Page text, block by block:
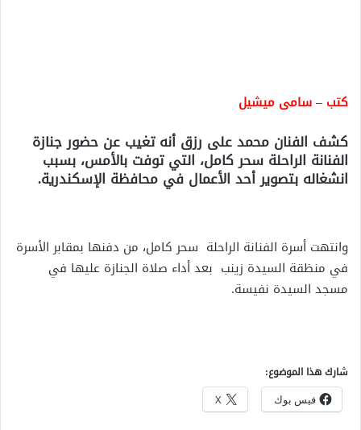
كتب – سامى ميشيل
كشف الفنان محمد على رزق أنه تغيب عن حضور جنازة
الفنانة الراحلة سحر كامل، التي توفت بالأمس، بسبب
انشغاله بتصوير أحد الأعمال في محافظة الإسكندرية.
وانتهت أسرة الفنانة الراحلة سحر كامل، من دفنها بمقابر الأسرة
في منظقة السيدة زينب بعد أداء صلاة الجنازة عليها في
مسجد السيدة نفيسة.
شارك هذا الموضوع:
فيس بوك X